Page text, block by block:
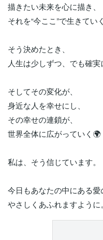
描きたい未来を心に描き、
それを“今ここ”で生きていく
そう決めたとき、
人生は少しずつ、でも確実
そしてその変化が、
身近な人を幸せにし、
その幸せの連鎖が、
世界全体に広がっていく🌍
私は、そう信じています。
今日もあなたの中にある愛
やさしくあふれますように。